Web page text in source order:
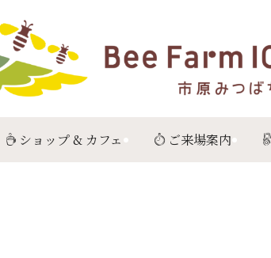
ショップ & カフェ ご来場案内